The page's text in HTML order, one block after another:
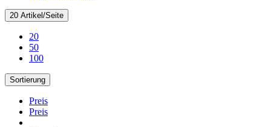
20 Artikel/Seite
20
50
100
Sortierung
Preis
Preis